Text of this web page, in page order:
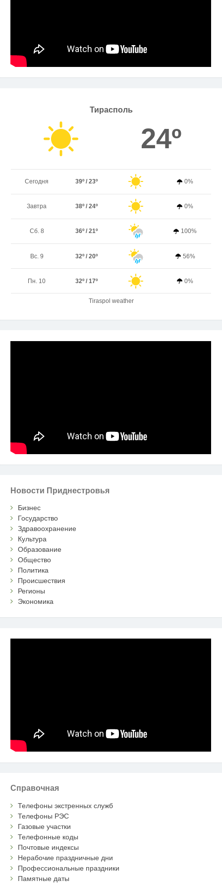
Тирасполь
24º
Сегодня 39º / 23º 0%
Завтра 38º / 24º 0%
Сб. 8 36º / 21º 100%
Вс. 9 32º / 20º 56%
Пн. 10 32º / 17º 0%
Tiraspol weather
Новости Приднестровья
Бизнес
Государство
Здравоохранение
Культура
Образование
Общество
Политика
Происшествия
Регионы
Экономика
Справочная
Телефоны экстренных служб
Телефоны РЭС
Газовые участки
Телефонные коды
Почтовые индексы
Нерабочие праздничные дни
Профессиональные праздники
Памятные даты